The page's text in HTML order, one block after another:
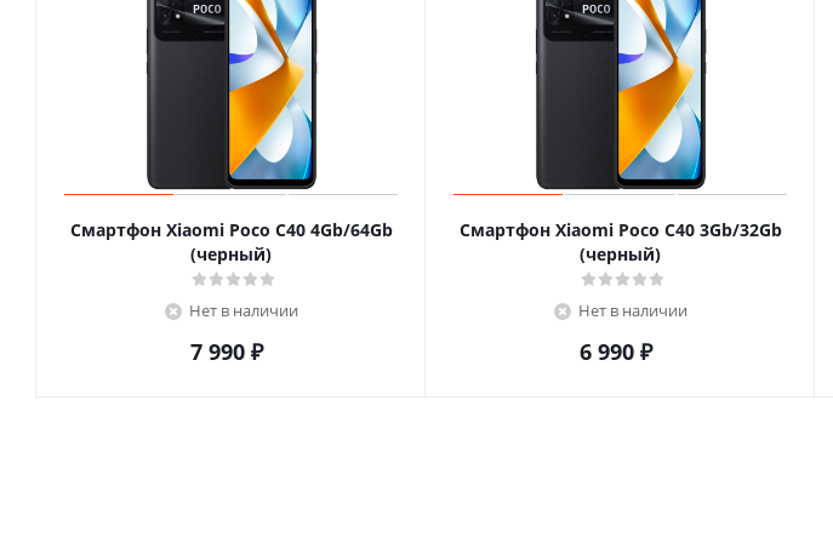
Смартфон Xiaomi Poco C40 4Gb/64Gb
(черный)
Нет в наличии
7 990 ₽
Смартфон Xiaomi Poco C40 3Gb/32Gb
(черный)
Нет в наличии
6 990 ₽